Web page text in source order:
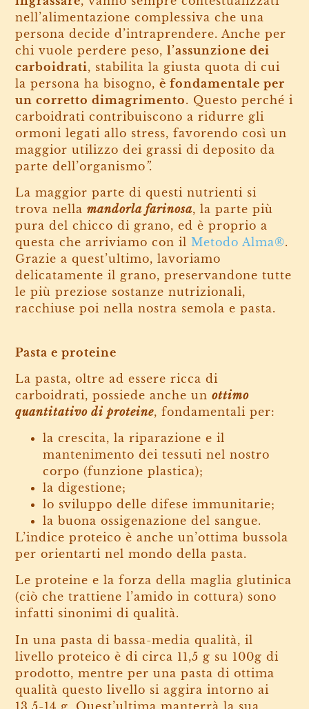
nell’alimentazione complessiva che una
persona decide d’intraprendere. Anche per
chi vuole perdere peso,l’assunzione dei
carboidrati, stabilita la giusta quota di cui
la persona ha bisogno,è fondamentale per
un corretto dimagrimento. Questo perché i
carboidrati contribuiscono a ridurre gli
ormoni legati allo stress, favorendo così un
maggior utilizzo dei grassi di deposito da
parte dell’organismo”.
La maggior parte di questi nutrienti si
trova nellamandorla farinosa, la parte più
pura del chicco di grano, ed è proprio a
questa che arriviamo con ilMetodo Alma®.
Grazie a quest’ultimo, lavoriamo
delicatamente il grano, preservandone tutte
le più preziose sostanze nutrizionali,
racchiuse poi nella nostra semola e pasta.
Pasta e proteine
La pasta, oltre ad essere ricca di
carboidrati, possiede anche unottimo
quantitativo di proteine, fondamentali per:
la crescita, la riparazione e il
mantenimento dei tessuti nel nostro
corpo (funzione plastica);
la digestione;
lo sviluppo delle difese immunitarie;
la buona ossigenazione del sangue.
L’indice proteico è anche un’ottima bussola
per orientarti nel mondo della pasta.
Le proteine e la forza della maglia glutinica
(ciò che trattiene l’amido in cottura) sono
infatti sinonimi di qualità.
In una pasta di bassa-media qualità, il
livello proteico è di circa 11,5 g su 100g di
prodotto, mentre per una pasta di ottima
qualità questo livello si aggira intorno ai
13,5-14 g. Quest’ultima manterrà la sua